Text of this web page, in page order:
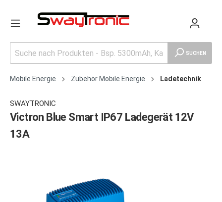
SUCHEN
Mobile Energie Zubehör Mobile Energie Ladetechnik
SWAYTRONIC
Victron Blue Smart IP67 Ladegerät 12V
13A